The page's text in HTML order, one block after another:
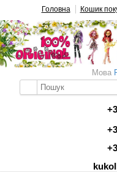
Головна Кошик
Мова